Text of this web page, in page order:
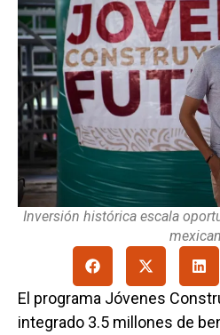
Inversión histórica escala
El programa Jóvenes
integrado 3.5 millones de